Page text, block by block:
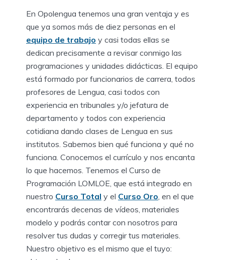
En Opolengua tenemos una gran ventaja y es
que ya somos más de diez personas en el
equipo de trabajo y casi todas ellas se
dedican precisamente a revisar conmigo las
programaciones y unidades didácticas. El equipo
está formado por funcionarios de carrera, todos
profesores de Lengua, casi todos con
experiencia en tribunales y/o jefatura de
departamento y todos con experiencia
cotidiana dando clases de Lengua en sus
institutos. Sabemos bien qué funciona y qué no
funciona. Conocemos el currículo y nos encanta
lo que hacemos. Tenemos el Curso de
Programación LOMLOE, que está integrado en
nuestro Curso Total y el Curso Oro, en el que
encontrarás decenas de vídeos, materiales
modelo y podrás contar con nosotros para
resolver tus dudas y corregir tus materiales.
Nuestro objetivo es el mismo que el tuyo: